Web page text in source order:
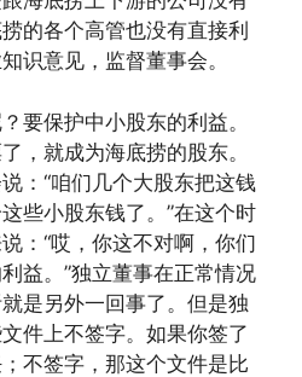
的各个高管也没有直接利
识意见，监督董事会。
要保护中小股东的利益。
，就成为海底捞的股东。
：“咱们几个大股东把这钱
些小股东钱了。”在这个时
：“哎，你这不对啊，你们
益。”独立董事在正常情况
是另外一回事了。但是独
件上不签字。如果你签了
不签字，那这个文件是比